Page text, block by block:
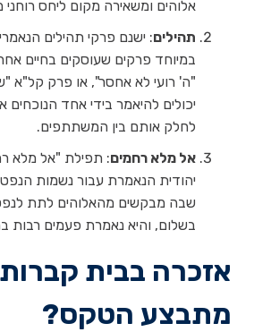
אלוהים ומשאירה מקום ליחס
תהילים: ישנם פרקי תהילים
במיוחד פרקים שעוסקים בחיים
"ה' רועי לא אחסר", או פרק קל"א
יכולים להיאמר בידי אחד הנוכחים
לחלק אותם בין המשתתפים.
אל מלא רחמים: תפילת "אל מלא
יהודית הנאמרת עבור נשמות
שבה מבקשים מהאלוהים לתת
בשלום, והיא נאמרת פעמים רבות
אזכרה בבית
מתבצע הטקס?